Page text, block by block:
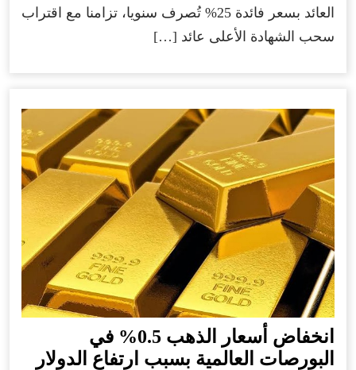
العائد بسعر فائدة 25% تُصرف سنويا، تزامنا مع اقتراب
سحب الشهادة الأعلى عائد […]
انخفاض أسعار الذهب 0.5% في
البورصات العالمية بسبب ارتفاع الدولار